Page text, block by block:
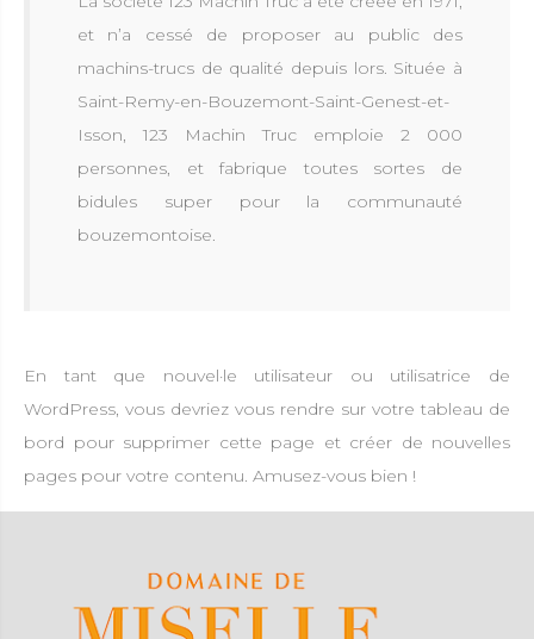
et n’a cessé de proposer au public des
machins-trucs de qualité depuis lors. Située à
Saint-Remy-en-Bouzemont-Saint-Genest-et-
Isson, 123 Machin Truc emploie 2 000
personnes, et fabrique toutes sortes de
bidules super pour la communauté
bouzemontoise.
En tant que nouvel·le utilisateur ou utilisatrice de
WordPress, vous devriez vous rendre sur votre tableau de
bord pour supprimer cette page et créer de nouvelles
pages pour votre contenu. Amusez-vous bien !